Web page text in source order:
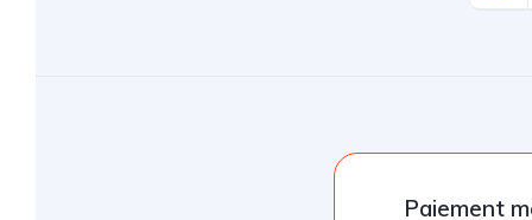
Paiement